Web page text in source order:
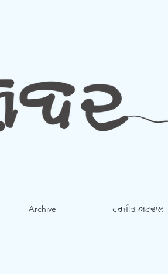
Archive ਹਰਜੀਤ ਅਟਵਾਲ